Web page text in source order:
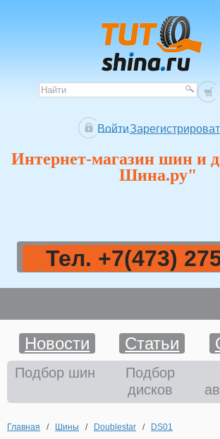
Войти
Интернет-магазин шин и
Шина.ру"
Тел. +7(473)
Шины
Диски
Аккумуляторы
Новости Статьи
Подбор шин
Подбор
дисков
Главная / Шины / Doublestar / DS01